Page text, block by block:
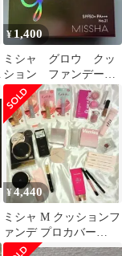
¥ 1,400
ミシャ グロウ クッ
ション ファンデーシ
ョン （ルミナスカバ
ー） No.21
¥4,440
ミシャ M クッションフ
ァンデ プロカバー
No.21BBクリーム コス